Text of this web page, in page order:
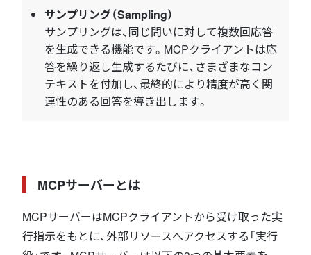
サンプリング（Sampling）
サンプリングは、同じ問いに対して複数回応答
を生成できる機能です。MCPクライアントは応
答を繰り返し生成するたびに、さまざまなコン
テキストを付加し、最終的により精度が高く関
連性のある回答を導き出します。
MCPサーバーとは
MCPサーバーはMCPクライアントから受け取った実
行指示をもとに、外部リソースへアクセスする「実行